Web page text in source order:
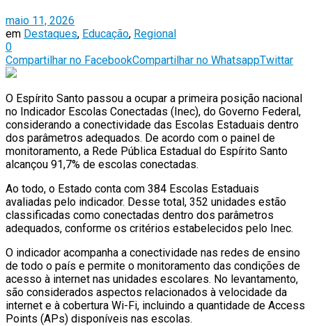
maio 11, 2026
em Destaques, Educação, Regional
0
Compartilhar no FacebookCompartilhar no WhatsappTwittar
O Espírito Santo passou a ocupar a primeira posição nacional
no Indicador Escolas Conectadas (Inec), do Governo Federal,
considerando a conectividade das Escolas Estaduais dentro
dos parâmetros adequados. De acordo com o painel de
monitoramento, a Rede Pública Estadual do Espírito Santo
alcançou 91,7% de escolas conectadas.
Ao todo, o Estado conta com 384 Escolas Estaduais
avaliadas pelo indicador. Desse total, 352 unidades estão
classificadas como conectadas dentro dos parâmetros
adequados, conforme os critérios estabelecidos pelo Inec.
O indicador acompanha a conectividade nas redes de ensino
de todo o país e permite o monitoramento das condições de
acesso à internet nas unidades escolares. No levantamento,
são considerados aspectos relacionados à velocidade da
internet e à cobertura Wi-Fi, incluindo a quantidade de Access
Points (APs) disponíveis nas escolas.